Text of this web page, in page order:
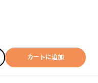
カートに追加